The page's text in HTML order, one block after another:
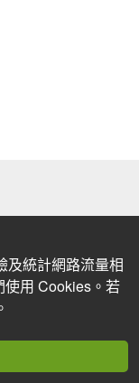
及統計網路流量相
使用 Cookies。若